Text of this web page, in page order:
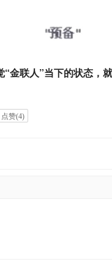
“金联人”当下的状态，
点赞(4)